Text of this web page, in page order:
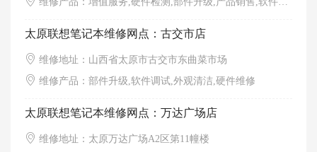
太原联想笔记本维修网点：古交市店
维修地址：山西省太原市古交市东曲菜市场
维修产品：部件升级,软件调试,外观清洁,硬件维修
太原联想笔记本维修网点：万达广场店
维修地址：太原万达广场A2区第11幢楼